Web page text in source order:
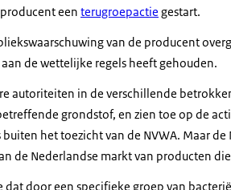
een terugroepactie gestart.
van de producent
de wettelijke regels heeft gehouden.
autoriteiten in de verschillende
grondstof, en zien toe op de
het toezicht van de NVWA. Maar
de Nederlandse markt van producten
dat door een specifieke groep van